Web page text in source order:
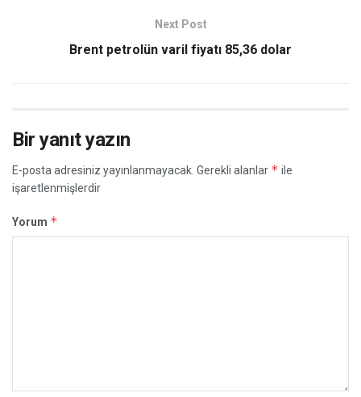
Next Post
Brent petrolün varil fiyatı 85,36 dolar
Bir yanıt yazın
E-posta adresiniz yayınlanmayacak. Gerekli alanlar * ile
işaretlenmişlerdir
Yorum *